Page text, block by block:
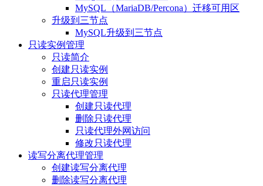
MySQL（MariaDB/Percona）迁移可用区
升级到三节点
MySQL升级到三节点
只读实例管理
只读简介
创建只读实例
重启只读实例
只读代理管理
创建只读代理
删除只读代理
只读代理外网访问
修改只读代理
读写分离代理管理
创建读写分离代理
删除读写分离代理